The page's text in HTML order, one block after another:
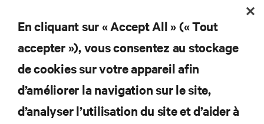
S'INSCRIRE
RESSOURCES
En cliquant sur « Accept All » (« Tout
accepter »), vous consentez au stockage
de cookies sur votre appareil afin
d’améliorer la navigation sur le site,
d’analyser l’utilisation du site et d’aider à